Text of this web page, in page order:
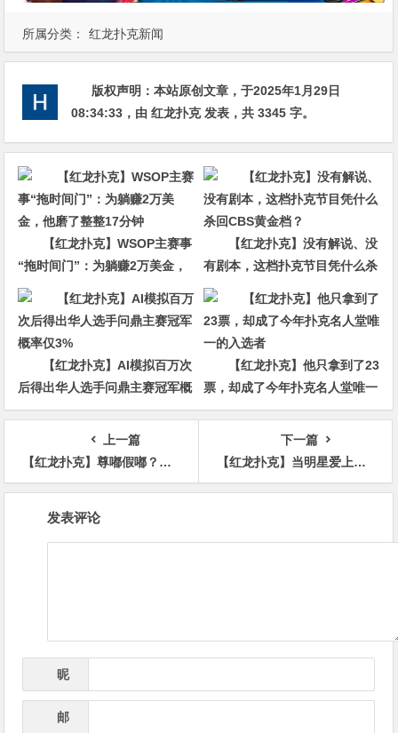
所属分类： 红龙扑克新闻
版权声明：本站原创文章，于2025年1月29日
08:34:33 ，由红龙扑克发表，共 3345 字。
【红龙扑克】WSOP主赛事
“拖时间门”：为躺赚2万美金，
他磨了整整17分钟
【红龙扑克】没有解说、没
有剧本，这档扑克节目凭什么杀
回CBS黄金档？
【红龙扑克】AI模拟百万次
后得出华人选手问鼎主赛冠军概
率仅3%
【红龙扑克】他只拿到了23
票，却成了今年扑克名人堂唯一
的入选者
上一篇
【红龙扑克】尊嘟假嘟？WSOP主赛事冠军的致富秘诀：“保持耐心，然后多买比特币”
下一篇
【红龙扑克】当明星爱上高风险的游戏，亏损就是常有的事，这5位亏得最多
发表评论
昵
*
邮